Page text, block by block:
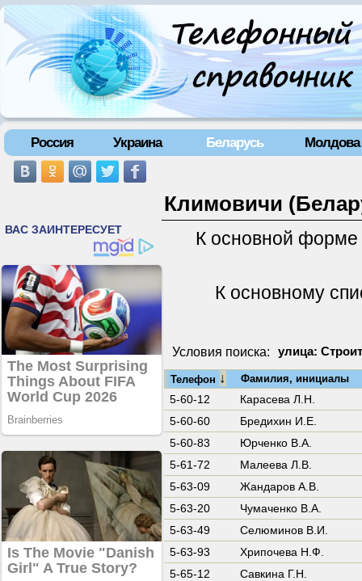
Россия Украина Беларусь Молдова
Климовичи
К основной форме
К основному
Условия поиска: улица:
Телефон ↓ Фамилия, инициалы
5-60-12
Карасева Л.Н.
5-60-60
Бредихин И.Е.
5-60-83
Юрченко В.А.
5-61-72
Малеева Л.В.
5-63-09
Жандаров А.В.
5-63-20
Чумаченко В.А.
5-63-49
Селюминов В.И.
5-63-93
Хрипочева Н.Ф.
5-65-12
Савкина Г.Н.